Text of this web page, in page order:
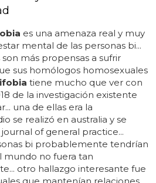
es una amenaza real y muy
mental de las personas bi...
más propensas a sufrir
sus homólogos homosexuales
tiene mucho que ver con
de la investigación existente
una de ellas era la
se realizó en australia y se
of general practice...
bi probablemente tendrían
mundo no fuera tan
otro hallazgo interesante fue